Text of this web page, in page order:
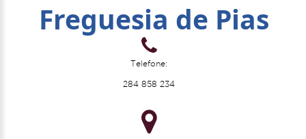
Freguesia de Pias
Telefone:
284 858 234